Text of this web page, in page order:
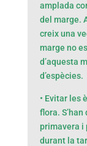
amplada
del marge.
creix una
marge no
d’aquesta
d’espècies.
• Evitar les
flora.
primavera i
durant la